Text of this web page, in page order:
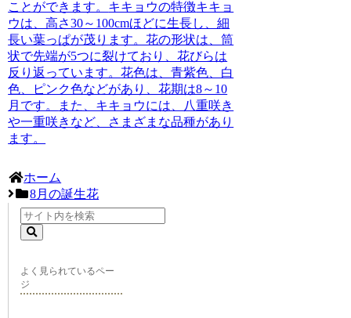
ことができます。 キキョウの特徴キキョ
ウは、高さ30～100cmほどに生長し、細
長い葉っぱが茂ります。花の形状は、筒
状で先端が5つに裂けており、花びらは
反り返っています。花色は、青紫色、白
色、ピンク色などがあり、花期は8～10
月です。
また、キキョウには、八重咲き
や一重咲きなど、さまざまな品種があり
ます。
ホーム
8月の誕生花
よく見られているペー
ジ